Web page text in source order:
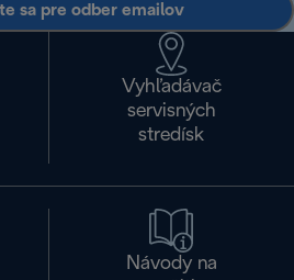
sa pre odber emailov
Vyhľadávač
servisných
stredísk
Návody na